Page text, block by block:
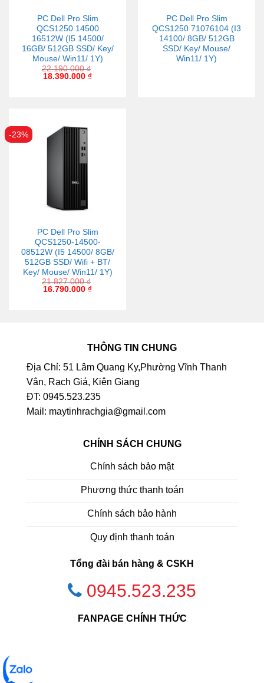
PC Dell Pro Slim
QCS1250 14500
16512W (I5 14500/
16GB/ 512GB SSD/ Key/
Mouse/ Win11/ 1Y)
22.190.000₫
18.390.000 ₫
PC Dell Pro Slim
QCS1250 71076104 (I3
14100/ 8GB/ 512GB
SSD/ Key/ Mouse/
Win11/ 1Y)
-23%
PC Dell Pro Slim
QCS1250-14500-
08512W (I5 14500/ 8GB/
512GB SSD/ Wifi + BT/
Key/ Mouse/ Win11/ 1Y)
21.827.000₫
16.790.000 ₫
THÔNG TIN CHUNG
Địa Chỉ: 51 Lâm Quang Ky,Phường Vĩnh Thanh
Vân, Rạch Giá, Kiên Giang
ĐT: 0945.523.235
Mail: maytinhrachgia@gmail.com
CHÍNH SÁCH CHUNG
Chính sách bảo mật
Phương thức thanh toán
Chính sách bảo hành
Quy định thanh toán
Tổng đài bán hàng & CSKH
0945.523.235
FANPAGE CHÍNH THỨC